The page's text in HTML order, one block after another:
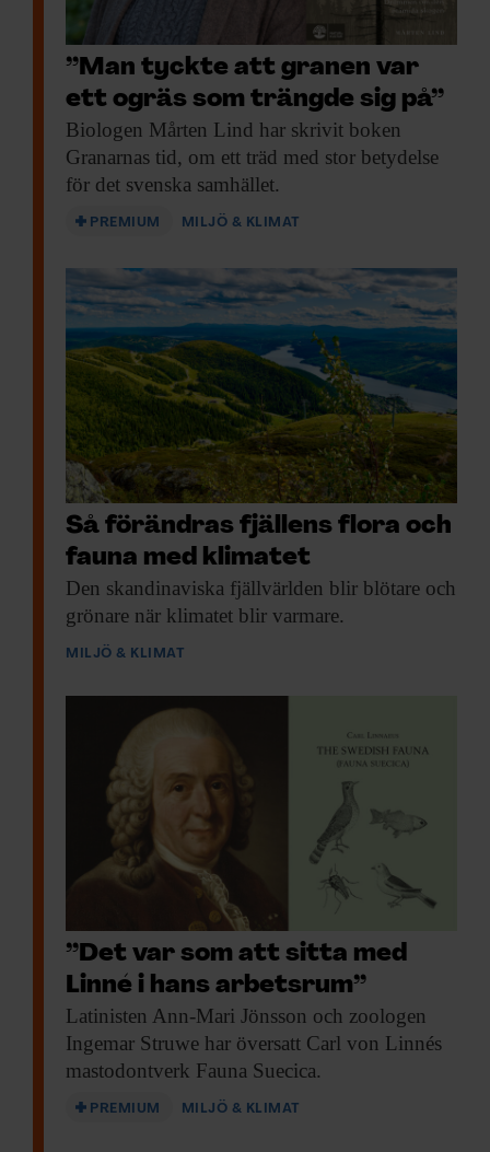
”Man tyckte att granen var
ett ogräs som trängde sig på”
Biologen Mårten Lind har skrivit boken
Granarnas tid, om ett träd med stor betydelse
för det svenska samhället.
PREMIUM MILJÖ & KLIMAT
Så förändras fjällens flora och
fauna med klimatet
Den skandinaviska fjäll­världen blir blötare och
grönare när klimatet blir varmare.
MILJÖ & KLIMAT
”Det var som att sitta med
Linné i hans arbetsrum”
Latinisten Ann-Mari Jönsson och zoologen
Ingemar Struwe har översatt Carl von Linnés
mastodontverk Fauna Suecica.
PREMIUM MILJÖ & KLIMAT